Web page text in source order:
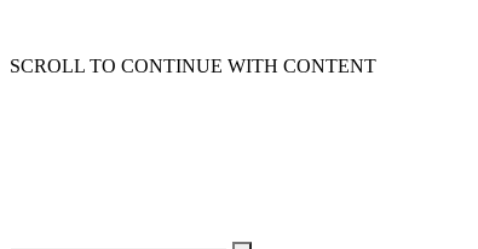
SCROLL TO CONTINUE WITH CONTENT